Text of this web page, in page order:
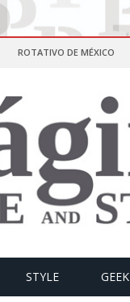
ROTATIVO DE MÉXICO
STYLE GEEK